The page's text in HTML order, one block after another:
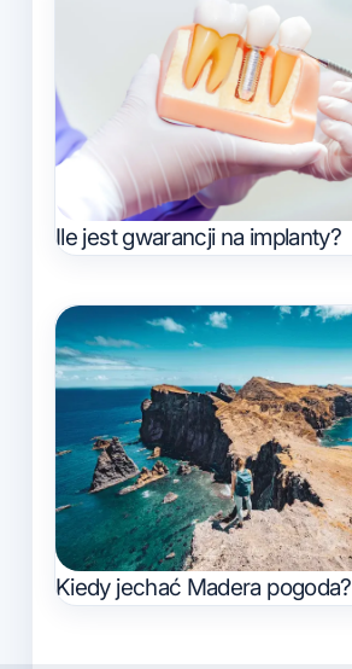
Ile jest gwarancji na implanty?
Kiedy jechać Madera pogoda?